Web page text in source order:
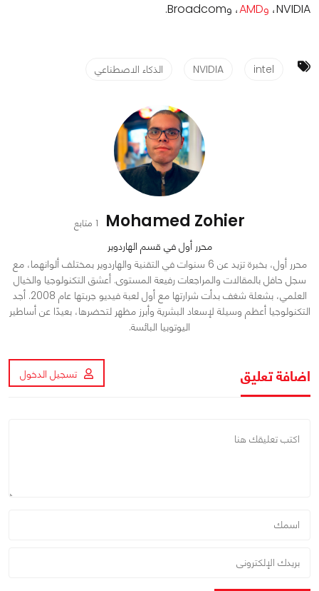
NVIDIA، وAMD ، وBroadcom.
intel
NVIDIA الذكاء الاصطناعي
Mohamed Zohier 1 متابع
محرر أول في قسم الهاردوير
محرر أول، بخبرة تزيد عن 6 سنوات في التقنية والهاردوير بمختلف ألوانهما، مع
سجل حافل بالمقالات والمراجعات رفيعة المستوى. أعشق التكنولوجيا والخيال
العلمي، بشعلة شغف بدأت شرارتها مع أول لعبة فيديو جربتها عام 2008. أجد
التكنولوجيا أعظم وسيلة لإسعاد البشرية وأبرز مظهر لتحضرها، بعيدًا عن أساطير
اليوتوبيا البائسة.
اضافة تعليق تسجيل الدخول